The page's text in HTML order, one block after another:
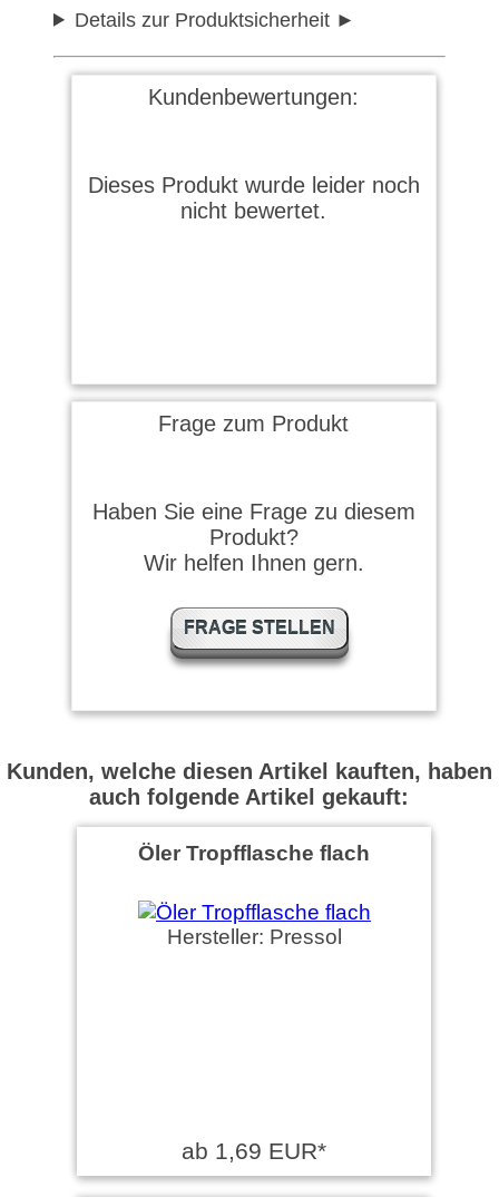
Details zur Produktsicherheit
Kundenbewertungen:
Dieses Produkt wurde leider noch
nicht bewertet.
Frage zum Produkt
Haben Sie eine Frage zu diesem
Produkt?
Wir helfen Ihnen gern.
FRAGE STELLEN
Kunden, welche diesen Artikel kauften, haben
auch folgende Artikel gekauft:
Öler Tropfflasche flach
Hersteller: Pressol
ab 1,69 EUR*